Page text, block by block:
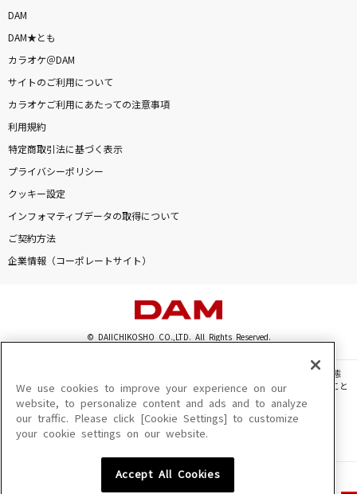
DAM
DAM★とも
カラオケ＠DAM
サイトのご利用について
カラオケご利用にあたっての注意事項
利用規約
特定商取引法に基づく表示
プライバシーポリシー
クッキー設定
インフォマティブデータの取得について
ご契約方法
企業情報（コーポレートサイト）
© DAIICHIKOSHO CO.,LTD. All Rights Reserved.
このサイトに掲載されている一切の文章・画像・写真・動画・音声等を、手段や形態
を問わず、著作権法の定める範囲を超えて無断で複製、転載、ファイル化などすること
を禁じます。
楽曲及びコンテンツは、機種によりご利用いただけない場合があります。
楽曲及びコンテンツの配信日、配信内容が変更になる場合があります。
We use cookies to improve your experience on our
website, to personalize content and ads and to analyze
our traffic. Please click [Cookie Settings] to customize
your cookie settings on our website.
Accept All Cookies